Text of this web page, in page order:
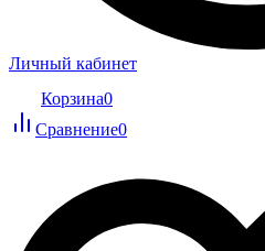
Личный кабинет
Корзина0
Сравнение0